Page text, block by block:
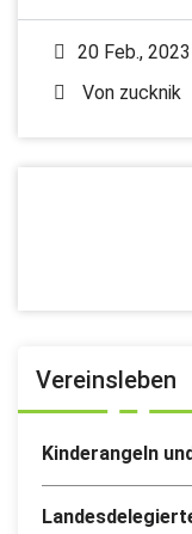
20 Feb., 2023
Von zucknik
Vereinsleben
Kinderangeln